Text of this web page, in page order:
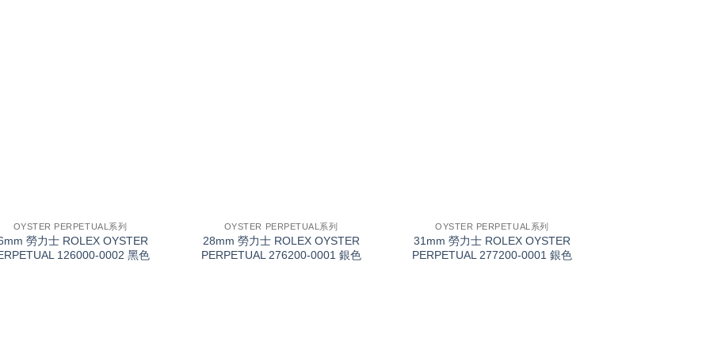
OYSTER PERPETUAL系列
勞力士 ROLEX OYSTER
126000-0002 黑色
OYSTER PERPETUAL系列
28mm 勞力士 ROLEX OYSTER
PERPETUAL 276200-0001 銀色
OYSTER PERPETUAL系列
31mm 勞力士 ROLEX OYSTER
PERPETUAL 277200-0001 銀色